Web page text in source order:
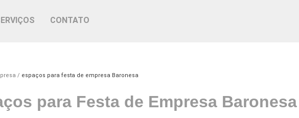
CONTATO
espaços para festa de empresa Baronesa
para Festa de Empresa Baronesa